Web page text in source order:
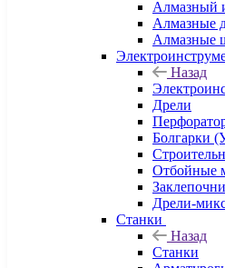
Алмазный
Алмазные
Алмазные
Назад
Дрели
Болгарки
Отбойные
Дрели-
Станки
Назад
Станки